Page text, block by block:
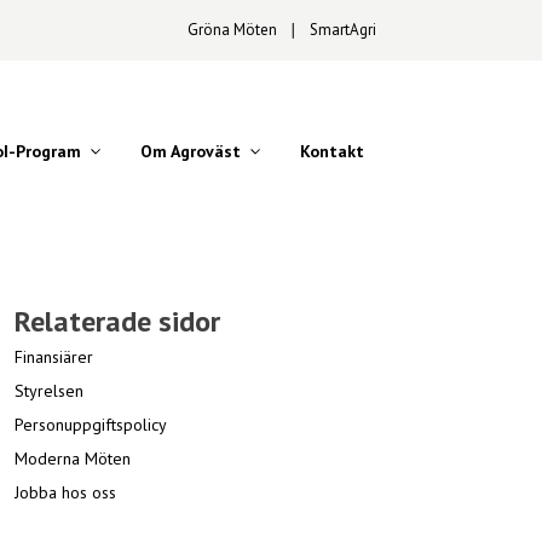
Gröna Möten ∣ SmartAgri
Program Om Agroväst Kontakt
Relaterade sidor
Finansiärer
Styrelsen
Personuppgiftspolicy
Moderna Möten
Jobba hos oss